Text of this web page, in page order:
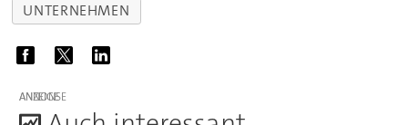
UNTERNEHMEN
ANZEIGE